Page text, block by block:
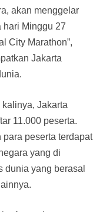
akan menggelar
hari Minggu 27
City Marathon”,
Jakarta
Jakarta
11.000 peserta.
peserta terdapat
yang di
dunia yang berasal